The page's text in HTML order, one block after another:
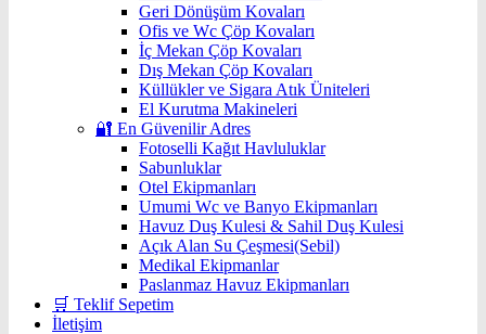
Geri Dönüşüm Kovaları
Ofis ve Wc Çöp Kovaları
İç Mekan Çöp Kovaları
Dış Mekan Çöp Kovaları
Küllükler ve Sigara Atık Üniteleri
El Kurutma Makineleri
🔐 En Güvenilir Adres
Fotoselli Kağıt Havluluklar
Sabunluklar
Otel Ekipmanları
Umumi Wc ve Banyo Ekipmanları
Havuz Duş Kulesi & Sahil Duş Kulesi
Açık Alan Su Çeşmesi(Sebil)
Medikal Ekipmanlar
Paslanmaz Havuz Ekipmanları
🛒 Teklif Sepetim
İletişim